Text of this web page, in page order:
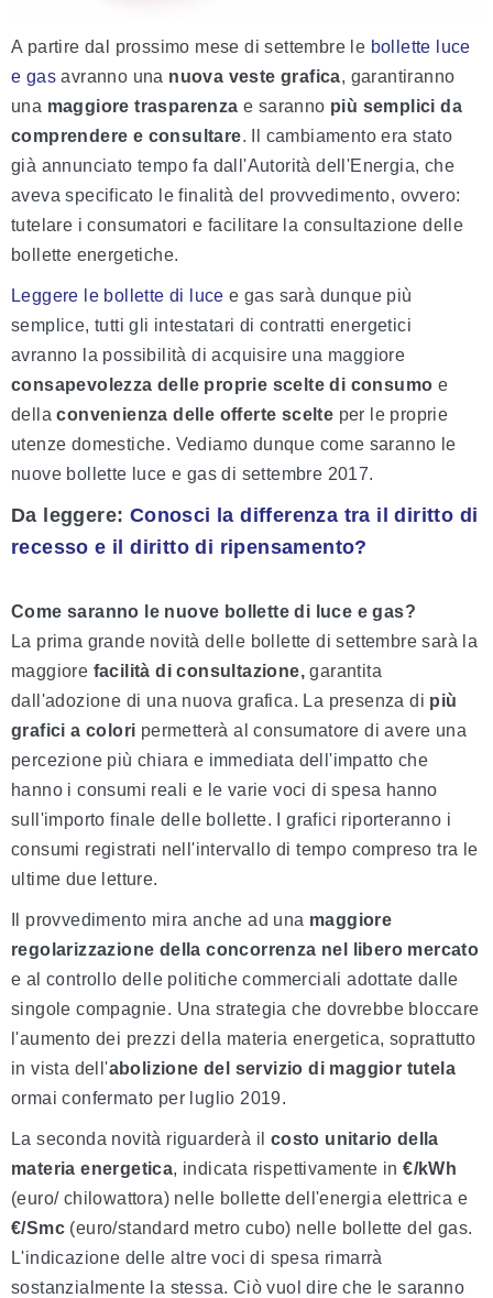
A partire dal prossimo mese di settembre le bollette luce
e gas avranno una nuova veste grafica, garantiranno
una maggiore trasparenza e saranno più semplici da
comprendere e consultare. Il cambiamento era stato
già annunciato tempo fa dall'Autorità dell'Energia, che
aveva specificato le finalità del provvedimento, ovvero:
tutelare i consumatori e facilitare la consultazione delle
bollette energetiche.
Leggere le bollette di luce e gas sarà dunque più
semplice, tutti gli intestatari di contratti energetici
avranno la possibilità di acquisire una maggiore
consapevolezza delle proprie scelte di consumo e
dellaconvenienza delle offerte scelte per le proprie
utenze domestiche. Vediamo dunque come saranno le
nuove bollette luce e gas di settembre 2017.
Da leggere: Conosci la differenza tra il diritto di
recesso e il diritto di ripensamento?
Come saranno le nuove bollette di luce e gas?
La prima grande novità delle bollette di settembre sarà la
maggiore facilità di consultazione,garantita
dall'adozione di una nuova grafica. La presenza di più
grafici a colori permetterà al consumatore di avere una
percezione più chiara e immediata dell'impatto che
hanno i consumi reali e le varie voci di spesa hanno
sull'importo finale delle bollette. I grafici riporteranno i
consumi registrati nell'intervallo di tempo compreso tra le
ultime due letture.
Il provvedimento mira anche ad una maggiore
regolarizzazione della concorrenza nel libero mercato
e al controllo delle politiche commerciali adottate dalle
singole compagnie. Una strategia che dovrebbe bloccare
l'aumento dei prezzi della materia energetica, soprattutto
in vista dell'abolizione del servizio di maggior tutela
ormai confermato per luglio 2019.
La seconda novità riguarderà il costo unitario della
materia energetica, indicata rispettivamente in€/kWh
(euro/ chilowattora) nelle bollette dell'energia elettrica e
€/Smc (euro/standard metro cubo) nelle bollette del gas.
L'indicazione delle altre voci di spesa rimarrà
sostanzialmente la stessa. Ciò vuol dire che le saranno